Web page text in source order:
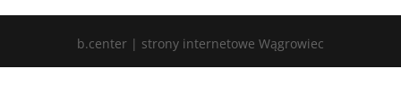
b.center | strony internetowe Wągrowiec